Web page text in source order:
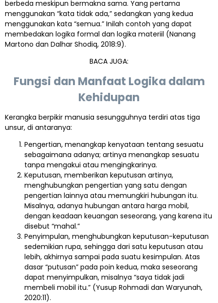
berbeda meskipun bermakna sama. Yang pertama
menggunakan “kata tidak ada,” sedangkan yang kedua
menggunakan kata “semua.” Inilah contoh yang dapat
membedakan logika formal dan logika materiil (Nanang
Martono dan Dalhar Shodiq, 2018:9).
BACA JUGA:
Fungsi dan Manfaat Logika dalam
Kehidupan
Kerangka berpikir manusia sesungguhnya terdiri atas tiga
unsur, di antaranya:
Pengertian, menangkap kenyataan tentang sesuatu
sebagaimana adanya; artinya menangkap sesuatu
tanpa mengakui atau mengingkarinya.
Keputusan, memberikan keputusan artinya,
menghubungkan pengertian yang satu dengan
pengertian lainnya atau memungkiri hubungan itu.
Misalnya, adanya hubungan antara harga mobil,
dengan keadaan keuangan seseorang, yang karena itu
disebut “mahal.”
Penyimpulan, menghubungkan keputusan-keputusan
sedemikian rupa, sehingga dari satu keputusan atau
lebih, akhirnya sampai pada suatu kesimpulan. Atas
dasar “putusan” pada poin kedua, maka seseorang
dapat menyimpulkan, misalnya “saya tidak jadi
membeli mobil itu.” (Yusup Rohmadi dan Waryunah,
2020:11).